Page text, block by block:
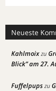
Neueste
Kahlmoixzu
Blick” am 27.
Fuffelpupszu